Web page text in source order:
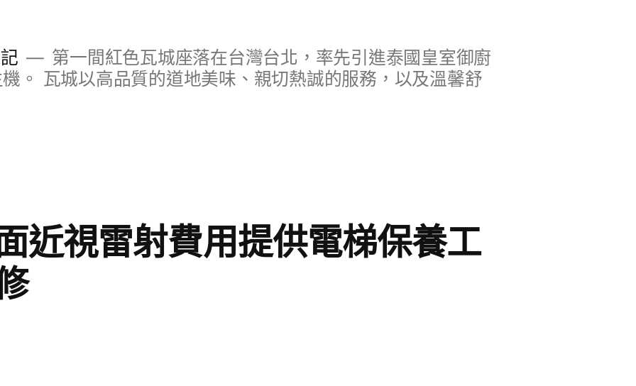
第一間紅色瓦城座落在台灣台北，率先引進泰國皇室御廚
。 瓦城以高品質的道地美味、親切熱誠的服務，以及溫馨舒
近視雷射費用提供電梯保養工